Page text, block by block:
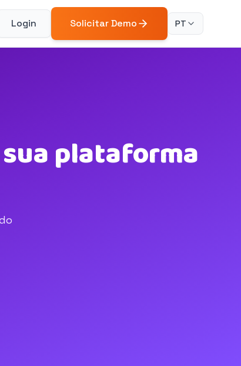
Login Solicitar Demo PT
sua plataforma